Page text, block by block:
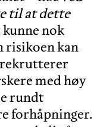
til at dette
nok
risikoen kan
rekrutterer
med høy
rundt
forhåpninger.